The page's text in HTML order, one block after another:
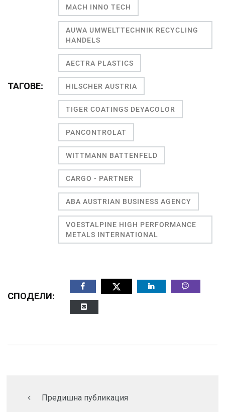
ТАГОВЕ:
MACH INNO TECH
AUWA UMWELTTECHNIK RECYCLING
HANDELS
AECTRA PLASTICS
HILSCHER AUSTRIA
TIGER COATINGS DEYACOLOR
PANCONTROLAT
WITTMANN BATTENFELD
CARGO - PARTNER
ABA AUSTRIAN BUSINESS AGENCY
VOESTALPINE HIGH PERFORMANCE
METALS INTERNATIONAL
СПОДЕЛИ:
Предишна публикация